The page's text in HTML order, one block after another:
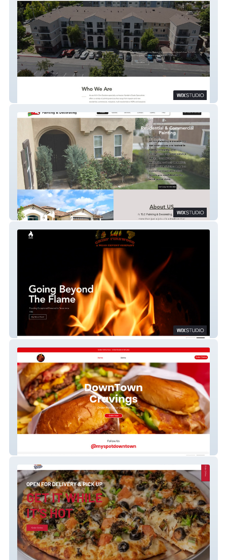
Xander's Specialists
TLC Painting
Chief Firewood